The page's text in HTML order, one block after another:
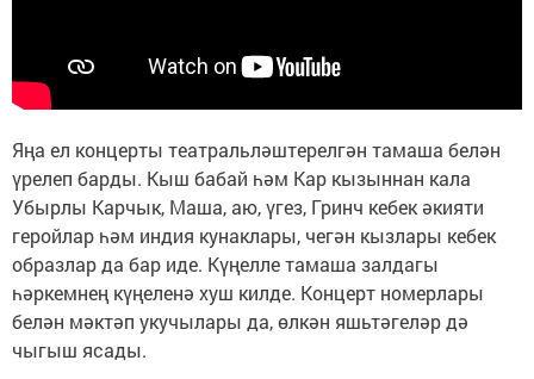
Яңа ел концерты театральләштерелгән тамаша белән
үрелеп барды. Кыш бабай һәм Кар кызыннан кала
Убырлы Карчык, Маша, аю, үгез, Гринч кебек әкияти
геройлар һәм индия кунаклары, чегән кызлары кебек
образлар да бар иде. Күңелле тамаша залдагы
һәркемнең күңеленә хуш килде. Концерт номерлары
белән мәктәп укучылары да, өлкән яшьтәгеләр дә
чыгыш ясады.